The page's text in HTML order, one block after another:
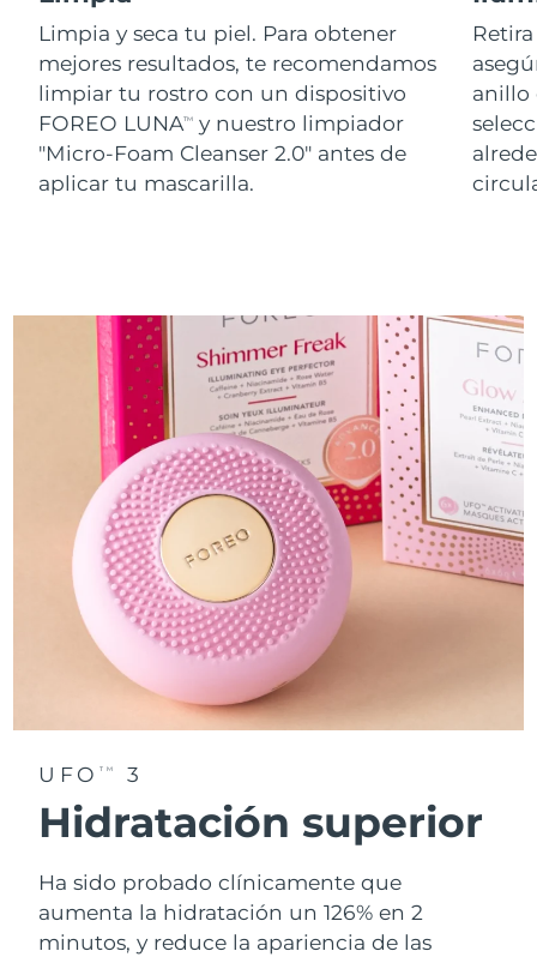
Limpia y seca tu piel. Para obtener
mejores resultados, te recomendamos
limpiar tu rostro con un dispositivo
FOREO LUNATM
y nuestro limpiador
"Micro-Foam Cleanser 2.0" antes de
aplicar tu mascarilla.
anillo
UFO TM 3
Hidratación superior
Ha sido probado clínicamente que
aumenta la hidratación un 126% en 2
minutos, y reduce la apariencia de las